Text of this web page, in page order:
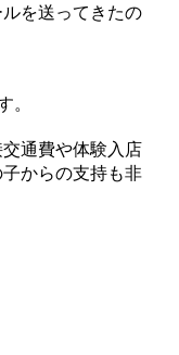
を送ってきたの
。
通費や体験入店
からの支持も非